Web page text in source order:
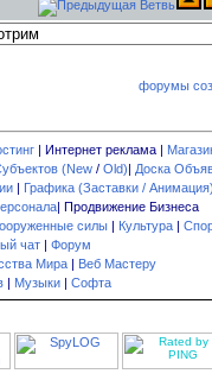
форумы
| Интернет реклама |
(New / Old)| Доска
| Графика (Заставки / Анимация)
| Продвижение Бизнеса
силы | Культура |
чат | Форум
Мира | Веб Мастеру
| Музыки | Софта